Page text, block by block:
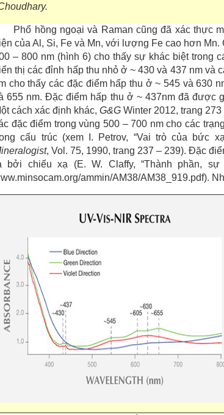
Phổ hồng ngoại và Raman cũng đã xác thực
của Al, Si, Fe và Mn, với lượng Fe cao hơn
– 800 nm (hình 6) cho thấy sự khác biệt trong
thị các đỉnh hấp thu nhỏ ở ~ 430 và 437 nm và
cho thấy các đặc điểm hấp thu ở ~ 545 và 630
655 nm. Đặc điểm hấp thu ở ~ 437nm đã được
cách xác định khác,G&G Winter 2012, trang
đặc điểm trong vùng 500 – 700 nm cho các
cấu trúc (xem I. Petrov, “Vai trò của bức
, Vol. 75, 1990, trang 237 – 239). Đặc
bởi chiếu xạ (E. W. Claffy, “Thành phần,
ammin/AM38/AM38_919.pdf).